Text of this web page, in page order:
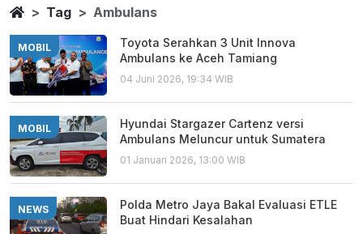
Ambulans
Berita Terbaru
HomeTag Ambulans
MOBIL
Toyota Serahkan 3 Unit Innova
Ambulans ke Aceh Tamiang
04 Juni 2026, 19:34 WIB
MOBIL
Hyundai Stargazer Cartenz versi
Ambulans Meluncur untuk Sumatera
01 Januari 2026, 13:00 WIB
NEWS
Polda Metro Jaya Bakal Evaluasi ETLE
Buat Hindari Kesalahan